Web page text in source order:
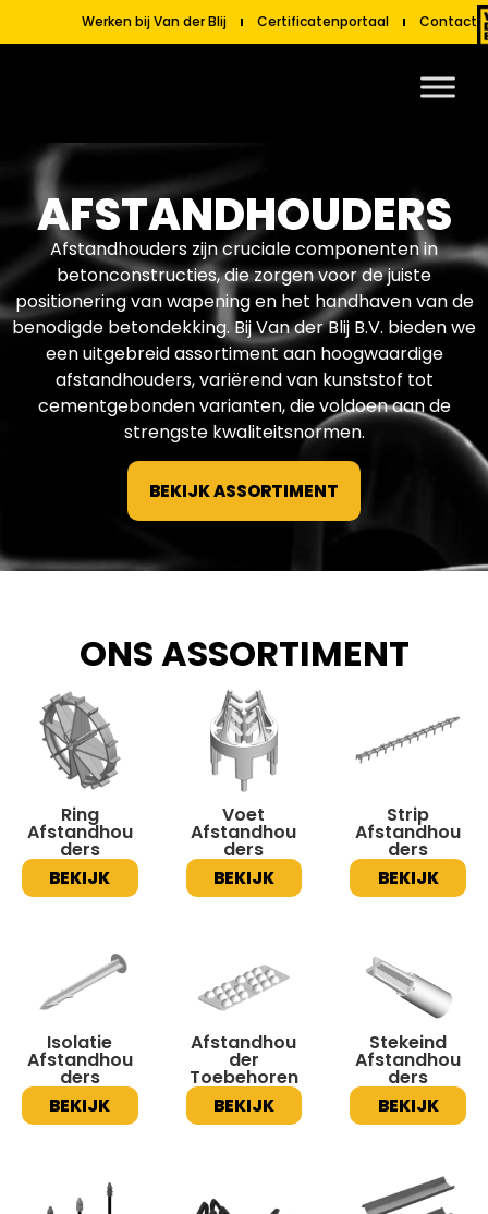
Werken bij Van der Blij Certificatenportaal Contact
AFSTANDHOUDERS
Afstandhouders zijn cruciale componenten in
betonconstructies, die zorgen voor de juiste
positionering van wapening en het handhaven van de
benodigde betondekking. Bij Van der Blij B.V. bieden we
een uitgebreid assortiment aan hoogwaardige
afstandhouders, variërend van kunststof tot
cementgebonden varianten, die voldoen aan de
strengste kwaliteitsnormen.
BEKIJK ASSORTIMENT
ONS ASSORTIMENT
Ring
Afstandhou
ders
BEKIJK
Voet
Afstandhou
ders
BEKIJK
Strip
Afstandhou
ders
BEKIJK
Isolatie
Afstandhou
ders
BEKIJK
Afstandhou
der
Toebehoren
BEKIJK
Stekeind
Afstandhou
ders
BEKIJK